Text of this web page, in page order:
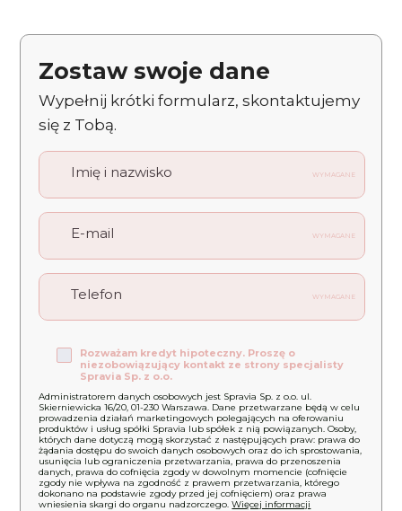
Zostaw swoje dane
Wypełnij krótki formularz, skontaktujemy
się z Tobą.
Imię i nazwisko WYMAGANE
E-mail WYMAGANE
Telefon WYMAGANE
Rozważam kredyt hipoteczny. Proszę o
niezobowiązujący kontakt ze strony specjalisty
Spravia Sp. z o.o.
Administratorem danych osobowych jest Spravia Sp. z o.o. ul.
Skierniewicka 16/20, 01-230 Warszawa. Dane przetwarzane będą w celu
prowadzenia działań marketingowych polegających na oferowaniu
produktów i usług spółki Spravia lub spółek z nią powiązanych. Osoby,
których dane dotyczą mogą skorzystać z następujących praw: prawa do
żądania dostępu do swoich danych osobowych oraz do ich sprostowania,
usunięcia lub ograniczenia przetwarzania, prawa do przenoszenia
danych, prawa do cofnięcia zgody w dowolnym momencie (cofnięcie
zgody nie wpływa na zgodność z prawem przetwarzania, którego
dokonano na podstawie zgody przed jej cofnięciem) oraz prawa
wniesienia skargi do organu nadzorczego.Więcej informacji